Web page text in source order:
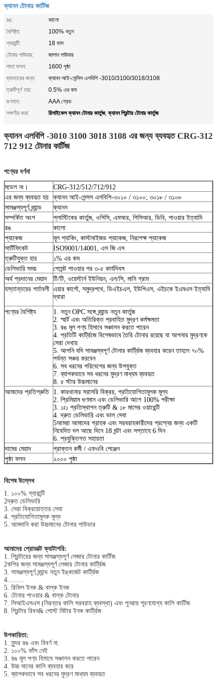
ক্যানন টোনার কার্টিজ
রঙ:
কালো
বৈশিষ্ট্য:
100% নতুন
গ্যারান্টি:
18 মাস
টোনার পাউডার:
জাপান পাউডার
পাতা ফলন:
1600 পৃষ্ঠা
ব্যবহারের জন্য:
ক্যানন আই-সেন্সিস এলবিপি -3010/3100/3018/3108
ত্রুটিপূর্ণ হার:
0.5% এর কম
গুণমান:
AAA গ্রেড
লক্ষণীয় করা:
রিসাইকেল ক্যানন টোনার কার্তুজ,ক্যানন প্রিন্টার টোনার কার্তুজ
ক্যানন এলবিপি -3010 3100 3018 3108 এর জন্য ব্যবহৃত CRG-312
712 912 টোনার কার্টিজ
পণ্যের বর্ণনা
মডেল নং।
CRG-312/512/712/912
এর জন্য ব্যবহৃত হয়
ক্যানন আই-সেন্সস এলবিপি-৩০১০ / ৩১০০; ৩০১৮ / ৩১০৮
সামঞ্জস্যপূর্ণ ব্র্যান্ড
ক্যানন
সম্পর্কিত অংশ
প্লাস্টিকের কার্তুজ, ওপিসি, এমআর, পিসিআর, ডিবি, পাওয়ার ইত্যাদি
রঙ
কালো
প্যাকেজ
মূল প্যাকিং, কাস্টমাইজড প্যাকেজ, নিরপেক্ষ প্যাকেজ
সার্টিফিকেট
ISO9001/14001, এস জি এস
ত্রুটিযুক্ত হার
১% এর কম
ডেলিভারি সময়
পেমেন্ট পাওয়ার পর ৩-৫ কার্যদিবস
অর্থ প্রদানের মেয়াদ
টি/টি, ওয়েস্টার্ন ইউনিয়ন, এল/সি, মানি গ্রাম
হস্তান্তরের শর্তাবলী এয়ার কার্গো, সমুদ্রপথে, ডিএইচএল, ইউপিএস, এইচকে ইএমএস ইত্যাদি
দ্বারা
পণ্যের বৈশিষ্ট্য
1. নতুন OPC সঙ্গে ব্র্যান্ড নতুন কার্তুজ
2. স্মার্ট এবং অতিরিক্ত প্রবাহিত মুদ্রণ কর্মক্ষমতা
3. রঙ মূল পণ্য হিসাবে সঞ্চালন করতে পারেন
4. প্রতিটি কার্ট্রিজে বিশেষভাবে তৈরি টোনার রয়েছে যা আপনার মুদ্রণকে
সেরা দেখায়
5. আপনি যদি সামঞ্জস্যপূর্ণ টোনার কার্ট্রিজ ব্যবহার করেন তাহলে ৭০%
পর্যন্ত সঞ্চয় করবেন
6. সব ধরনের পরিবেশের জন্য উপযুক্ত
7. ব্যাপকভাবে সব ধরনের মুদ্রণ মাধ্যম ব্যবহৃত
8. ৫ স্টার উচ্চমানের
আমাদের প্রতিশ্রুতি
1. কারখানার সরাসরি বিক্রয়, প্রতিযোগিতামূলক মূল্য
2. প্রিমিয়াম গুণমান এবং ডেলিভারি আগে 100% পরীক্ষা
3. ১ঃ১ প্রতিস্থাপন ত্রুটি & ১৮ মাসের ওয়ারেন্টি
4. দ্রুত ডেলিভারি এবং ভাল সেবা
5আমরা আমাদের গ্রাহক এবং সরবরাহকারীদের প্রশ্নের জন্য একটি
নিবেদিত দল আছে দিনে 18 ঘন্টা এবং সপ্তাহে 6 দিন
6. প্রযুক্তিগত সহায়তা
দামের মেয়াদ
প্রাক্তন কর্মী / এফওবি শেঞ্জেন
পৃষ্ঠা ফলন
২০০০ পৃষ্ঠা
বিশেষ উল্লেখ
1. ১০০% গ্যারান্টি
2দ্রুত ডেলিভারি
3. সেরা বিক্রয়োত্তর সেবা
4. প্রতিযোগিতামূলক মূল্য
5. আমদানি করা উচ্চমানের টোনার পাউডার
আমাদের প্রোডাক্ট ক্যাটাগরি:
1. প্রিন্টারের জন্য সামঞ্জস্যপূর্ণ লেজার টোনার কার্টিজ
2কপির জন্য সামঞ্জস্যপূর্ণ লেজার টোনার কার্ট্রিজ
3. সামঞ্জস্যপূর্ণ ব্র্যান্ড নতুন ইঙ্কজেট কার্ট্রিজ
4.........
5. রিফিল ইনক & বাল্ক ইনক
6. টোনার পাওয়ার & বাল্ক টোনার
7. সিআইএসএস (নিরন্তর কালি সরবরাহ ব্যবস্থা) এবং পুনরায় পূরণযোগ্য কালি কার্টিজ
8. প্রিন্টার রিবন& পোস্ট মিটার ইনক কার্ট্রিজ
উপকারিতা:
1. সুন্দর রঙ এবং বিবর্ণ না.
2. ১০০% ফাঁস নেই
3. রঙ মূল পণ্য হিসাবে সঞ্চালন করতে পারেন
4. উচ্চ মানের কালি ব্যবহার করে
5. ব্যাপকভাবে সব ধরনের মুদ্রণ মাধ্যম ব্যবহৃত